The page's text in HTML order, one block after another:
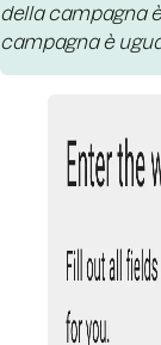
della campagna
campagna è